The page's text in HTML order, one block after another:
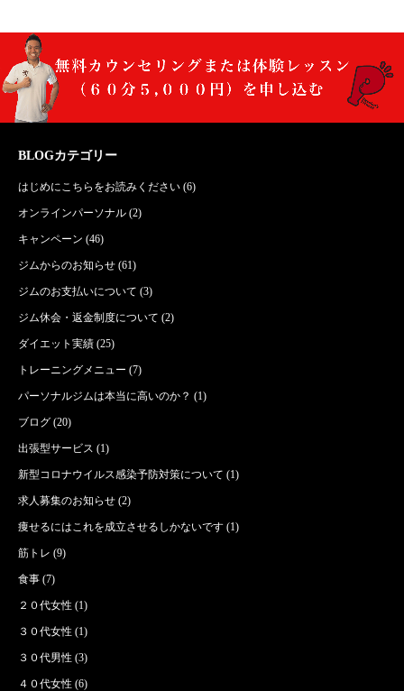
BLOGカテゴリー
はじめにこちらをお読みください (6)
オンラインパーソナル (2)
キャンペーン (46)
ジムからのお知らせ (61)
ジムのお支払いについて (3)
ジム休会・返金制度について (2)
ダイエット実績 (25)
トレーニングメニュー (7)
パーソナルジムは本当に高いのか？ (1)
ブログ (20)
出張型サービス (1)
新型コロナウイルス感染予防対策について (1)
求人募集のお知らせ (2)
痩せるにはこれを成立させるしかないです (1)
筋トレ (9)
食事 (7)
２０代女性 (1)
３０代女性 (1)
３０代男性 (3)
４０代女性 (6)